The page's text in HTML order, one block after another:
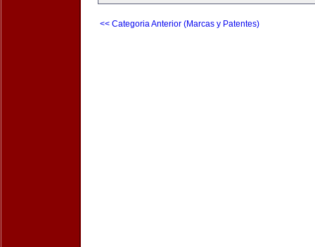
<< Categoria Anterior (Marcas y Patentes)